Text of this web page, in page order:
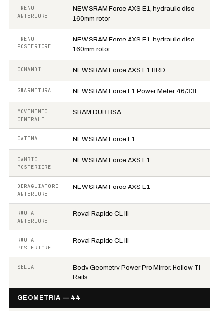
FRENO
ANTERIORE
NEW SRAM Force AXS E1, hydraulic disc
160mm rotor
FRENO
POSTERIORE
NEW SRAM Force AXS E1, hydraulic disc
160mm rotor
COMANDI NEW SRAM Force AXS E1 HRD
GUARNITURA NEW SRAM Force E1 Power Meter, 46/33t
MOVIMENTO
CENTRALE
SRAM DUB BSA
CATENA NEW SRAM Force E1
CAMBIO
POSTERIORE
NEW SRAM Force AXS E1
DERAGLIATORE
ANTERIORE
NEW SRAM Force AXS E1
RUOTA
ANTERIORE
Roval Rapide CL III
RUOTA
POSTERIORE
Roval Rapide CL III
SELLA
Body Geometry Power Pro Mirror, Hollow Ti
Rails
GEOMETRIA — 44